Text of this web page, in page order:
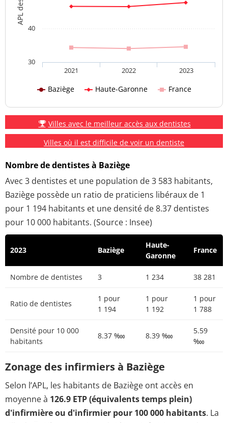
Baziège Haute-Garonne France
2021 2022 2023
30
40
Villes avec le meilleur accès aux dentistes
Villes où il est difficile de voir un dentiste
Nombre de dentistes à Baziège
Avec 3 dentistes et une population de 3 583 habitants,
Baziège possède un ratio de praticiens libéraux de 1
pour 1 194 habitants et une densité de 8.37 dentistes
pour 10 000 habitants. (Source : Insee)
2023 Baziège
Haute-
Garonne
France
Nombre de dentistes 3 1 234 38 281
Ratio de dentistes
1 pour
1 194
1 pour
1 192
1 pour
1 788
Densité pour 10 000
habitants
8.37 ‱ 8.39 ‱
5.59
‱
Zonage des infirmiers à Baziège
Selon l’APL, les habitants de Baziège ont accès en
moyenne à 126.9 ETP (équivalents temps plein)
d'infirmière ou d'infirmier pour 100 000 habitants. La